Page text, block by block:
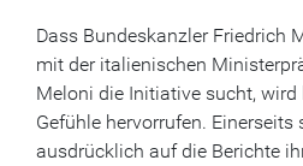
Dass Bundeskanzler Friedrich
mit der italienischen
Meloni die Initiative sucht,
Gefühle hervorrufen.
ausdrücklich auf die Berichte